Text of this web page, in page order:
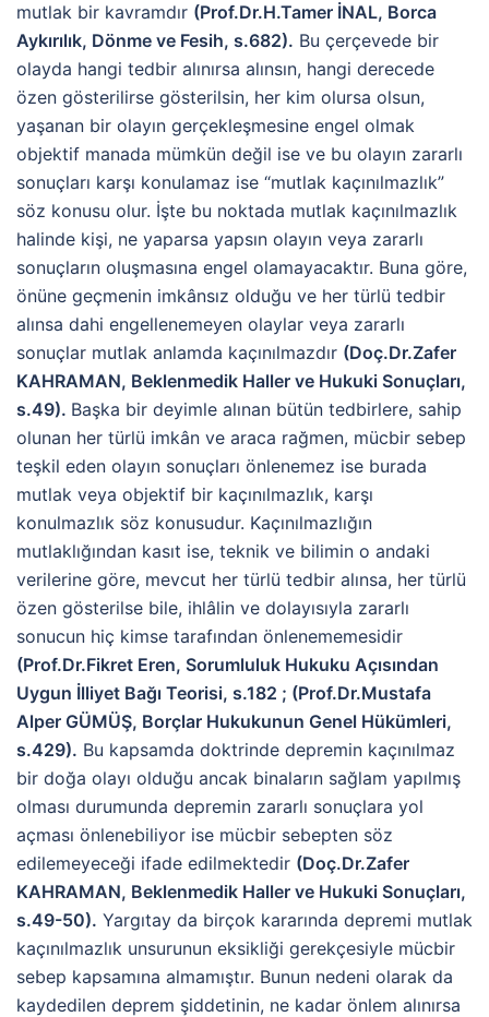
mutlak bir kavramdır (Prof.Dr.H.Tamer İNAL, Borca
Aykırılık, Dönme ve Fesih, s.682). Bu çerçevede bir
olayda hangi tedbir alınırsa alınsın, hangi derecede
özen gösterilirse gösterilsin, her kim olursa olsun,
yaşanan bir olayın gerçekleşmesine engel olmak
objektif manada mümkün değil ise ve bu olayın zararlı
sonuçları karşı konulamaz ise “mutlak kaçınılmazlık”
söz konusu olur. İşte bu noktada mutlak kaçınılmazlık
halinde kişi, ne yaparsa yapsın olayın veya zararlı
sonuçların oluşmasına engel olamayacaktır. Buna göre,
önüne geçmenin imkânsız olduğu ve her türlü tedbir
alınsa dahi engellenemeyen olaylar veya zararlı
sonuçlar mutlak anlamda kaçınılmazdır (Doç.Dr.Zafer
KAHRAMAN, Beklenmedik Haller ve Hukuki Sonuçları,
s.49). Başka bir deyimle alınan bütün tedbirlere, sahip
olunan her türlü imkân ve araca rağmen, mücbir sebep
teşkil eden olayın sonuçları önlenemez ise burada
mutlak veya objektif bir kaçınılmazlık, karşı
konulmazlık söz konusudur. Kaçınılmazlığın
mutlaklığından kasıt ise, teknik ve bilimin o andaki
verilerine göre, mevcut her türlü tedbir alınsa, her türlü
özen gösterilse bile, ihlâlin ve dolayısıyla zararlı
sonucun hiç kimse tarafından önlenememesidir
(Prof.Dr.Fikret Eren, Sorumluluk Hukuku Açısından
Uygun İlliyet Bağı Teorisi, s.182 ; (Prof.Dr.Mustafa
Alper GÜMÜŞ, Borçlar Hukukunun Genel Hükümleri,
s.429). Bu kapsamda doktrinde depremin kaçınılmaz
bir doğa olayı olduğu ancak binaların sağlam yapılmış
olması durumunda depremin zararlı sonuçlara yol
açması önlenebiliyor ise mücbir sebepten söz
edilemeyeceği ifade edilmektedir (Doç.Dr.Zafer
KAHRAMAN, Beklenmedik Haller ve Hukuki Sonuçları,
s.49-50). Yargıtay da birçok kararında depremi mutlak
kaçınılmazlık unsurunun eksikliği gerekçesiyle mücbir
sebep kapsamına almamıştır. Bunun nedeni olarak da
kaydedilen deprem şiddetinin, ne kadar önlem alınırsa